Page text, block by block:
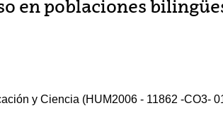
en poblaciones
y Ciencia (HUM2006 - 11862 -CO3-